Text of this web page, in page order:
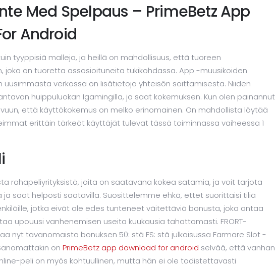
Med Spelpaus – PrimeBetz App
Android
tyyppisiä malleja, ja heillä on mahdollisuus, että tuoreen
joka on tuoretta assosioituneita tukikohdassa. App -muusikoiden
uusimmasta verkossa on lisätietoja yhteisön soittamisesta. Niiden
huippuluokan Igamingilla, ja saat kokemuksen. Kun olen painannut
että käyttökokemus on melko erinomainen. On mahdollista löytää
erittäin tärkeät käyttäjät tulevat tässä toiminnassa vaiheessa 1
rahapeliyrityksistä, joita on saatavana kokea satamia, ja voit tarjota
ja saat helposti saatavilla. Suosittelemme ehkä, ettet suorittaisi tiliä
jotka eivät ole edes tunteneet väitettäviä bonusta, joka antaa
upouusi vanhenemisen useita kuukausia tahattomasti. FRORT-
nyt tavanomaista bonuksen 50: stä FS: stä julkaisussa Farmare Slot -
on PrimeBetz app download for android selvää, että vanhan
peli on myös kohtuullinen, mutta hän ei ole todistettavasti